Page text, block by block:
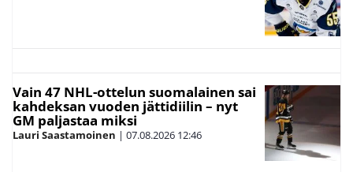
Vain 47 NHL-ottelun suomalainen sai
kahdeksan vuoden jättidiilin – nyt
GM paljastaa miksi
Lauri Saastamoinen | 07.08.2026 12:46